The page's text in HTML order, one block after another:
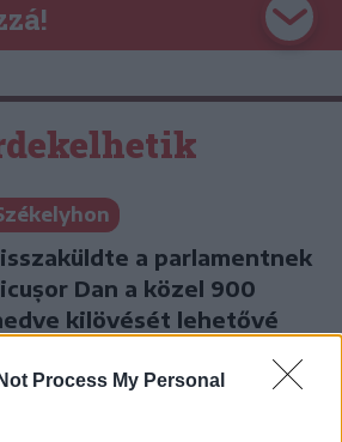
Process My Personal
a parlamentnek
Dan a közel 900
kilövését lehetővé